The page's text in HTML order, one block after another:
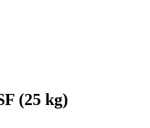
(25 kg)